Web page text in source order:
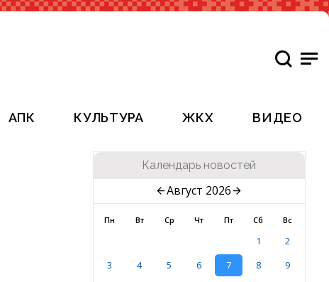
АПК КУЛЬТУРА ЖКХ ВИДЕО
Календарь новостей
Август 2026
Пн Вт Ср Чт Пт Сб Вс
1
2
3
4 5 6 7 8
9